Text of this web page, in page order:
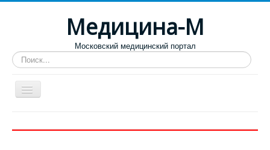
Медицина-М
Московский медицинский портал
Искать...